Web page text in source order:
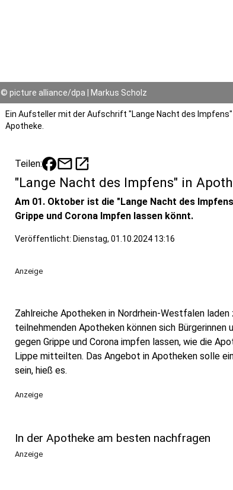
© picture alliance/dpa | Markus Scholz
Ein Aufsteller mit der Aufschrift "Lange Nacht des
Apotheke.
Teilen: mailopen_in_new
"Lange Nacht des Impfens" in
Am 01. Oktober ist die "Lange Nacht des
Grippe und Corona Impfen lassen könnt.
Veröffentlicht: Dienstag, 01.10.2024 13:16
Anzeige
Zahlreiche Apotheken in Nordrhein-Westfalen
teilnehmenden Apotheken können sich Bürgerinnen
gegen Grippe und Corona impfen lassen, wie die
Lippe mitteilten. Das Angebot in Apotheken solle
sein, hieß es.
Anzeige
In der Apotheke am besten nachfragen
Anzeige